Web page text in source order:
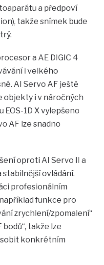
a předpoví
takže snímek bude
a AE DIGIC 4
i velkého
AI Servo AF ještě
objekty i v náročných
1D X vylepšeno
AF lze snadno
oproti AI Servo II a
stabilnější ovládání.
profesionálním
funkce pro
zrychlení/zpomalení“
takže lze
konkrétním